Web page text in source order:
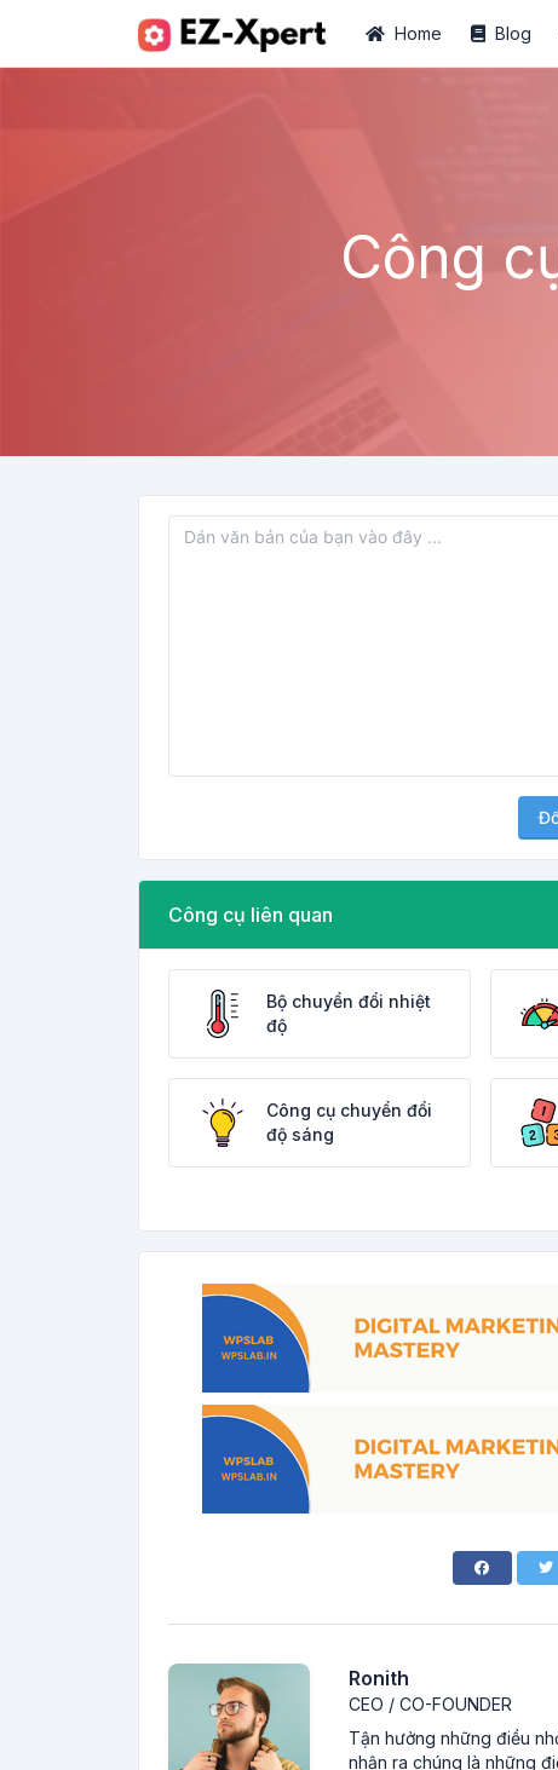
Home Blog
Công
Công cụ liên quan
Bộ chuyển đổi nhiệt
độ
Công cụ chuyển đổi
độ sáng
Ronith
CEO / CO-FOUNDER
Tận hưởng những điều
nhận ra chúng là những